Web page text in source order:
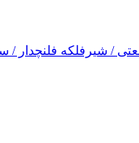
/ شیرفلکه فلنچدار /